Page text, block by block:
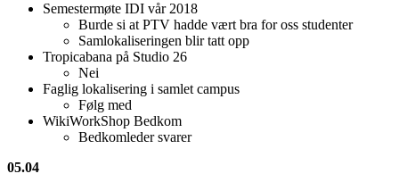
Semestermøte IDI vår 2018
Burde si at PTV hadde vært bra for oss studenter
Samlokaliseringen blir tatt opp
Tropicabana på Studio 26
Nei
Faglig lokalisering i samlet campus
Følg med
WikiWorkShop Bedkom
Bedkomleder svarer
05.04